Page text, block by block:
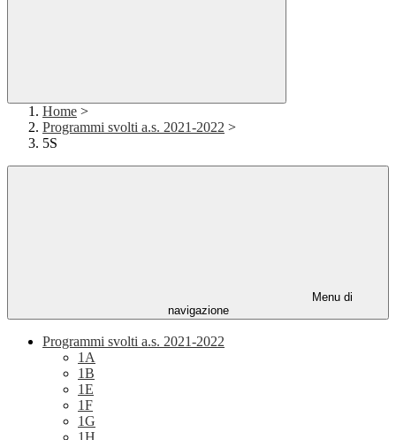
Home >
Programmi svolti a.s. 2021-2022 >
5S
Menu di
navigazione
Programmi svolti a.s. 2021-2022
1A
1B
1E
1F
1G